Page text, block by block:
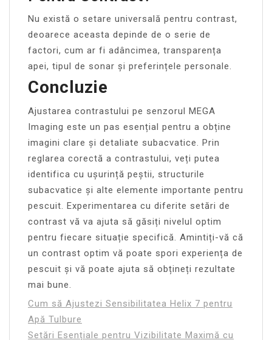
Nu există o setare universală pentru contrast,
deoarece aceasta depinde de o serie de
factori, cum ar fi adâncimea, transparența
apei, tipul de sonar și preferințele personale.
Concluzie
Ajustarea contrastului pe senzorul MEGA
Imaging este un pas esențial pentru a obține
imagini clare și detaliate subacvatice. Prin
reglarea corectă a contrastului, veți putea
identifica cu ușurință peștii, structurile
subacvatice și alte elemente importante pentru
pescuit. Experimentarea cu diferite setări de
contrast vă va ajuta să găsiți nivelul optim
pentru fiecare situație specifică. Amintiți-vă că
un contrast optim vă poate spori experiența de
pescuit și vă poate ajuta să obțineți rezultate
mai bune.
Cum să Ajustezi Sensibilitatea Helix 7 pentru
Apă Tulbure
Setări Esențiale pentru Vizibilitate Maximă cu